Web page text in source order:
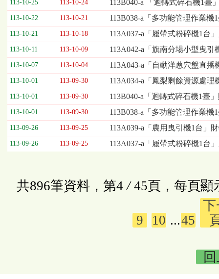
標
日
期、
公
告
事
項
113-10-25 113-10-24 113B040-a 「迴轉式碎石機1臺
113-10-22 113-10-21 113B038-a「多功能管理作業機
113-10-21 113-10-18 113A037-a「履帶式粉碎機1台
113-10-11 113-10-09 113A042-a「旗南分場小型曳引
113-10-07 113-10-04 113A043-a「自動洋蔥穴盤直播
113-10-01 113-09-30 113A034-a「鳳梨剩餘資源處
113-10-01 113-09-30 113B040-a「迴轉式碎石機1臺
113-10-01 113-09-30 113B038-a「多功能管理作業機
113-09-26 113-09-25 113A039-a「農用曳引機1台」
113-09-26 113-09-25 113A037-a「履帶式粉碎機1台
共896筆資料，第4 /45頁，每頁顯
9 10 ...45
下